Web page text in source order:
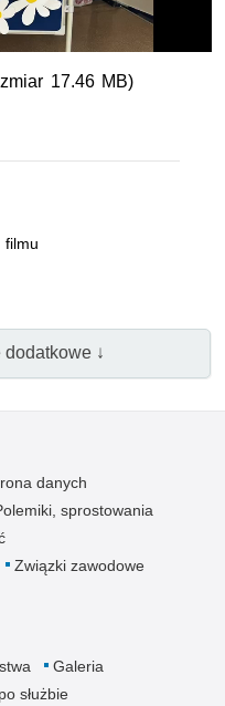
17.46 MB)
filmu
dodatkowe ↓
danych
sprostowania
Związki zawodowe
Galeria
służbie